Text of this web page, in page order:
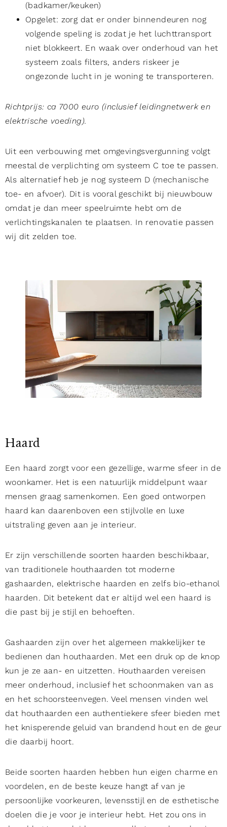
(badkamer/keuken)
Opgelet: zorg dat er onder binnendeuren nog
volgende speling is zodat je het luchttransport
niet blokkeert. En waak over onderhoud van het
systeem zoals filters, anders riskeer je
ongezonde lucht in je woning te transporteren.
Richtprijs: ca 7000 euro (inclusief leidingnetwerk en
elektrische voeding).
Uit een verbouwing met omgevingsvergunning volgt
meestal de verplichting om systeem C toe te passen.
Als alternatief heb je nog systeem D (mechanische
toe- en afvoer). Dit is vooral geschikt bij nieuwbouw
omdat je dan meer speelruimte hebt om de
verlichtingskanalen te plaatsen. In renovatie passen
wij dit zelden toe.
Haard
Een haard zorgt voor een gezellige, warme sfeer in de
woonkamer. Het is een natuurlijk middelpunt waar
mensen graag samenkomen. Een goed ontworpen
haard kan daarenboven een stijlvolle en luxe
uitstraling geven aan je interieur.
Er zijn verschillende soorten haarden beschikbaar,
van traditionele houthaarden tot moderne
gashaarden, elektrische haarden en zelfs bio-ethanol
haarden. Dit betekent dat er altijd wel een haard is
die past bij je stijl en behoeften.
Gashaarden zijn over het algemeen makkelijker te
bedienen dan houthaarden. Met een druk op de knop
kun je ze aan- en uitzetten. Houthaarden vereisen
meer onderhoud, inclusief het schoonmaken van as
en het schoorsteenvegen. Veel mensen vinden wel
dat houthaarden een authentiekere sfeer bieden met
het knisperende geluid van brandend hout en de geur
die daarbij hoort.
Beide soorten haarden hebben hun eigen charme en
voordelen, en de beste keuze hangt af van je
persoonlijke voorkeuren, levensstijl en de esthetische
doelen die je voor je interieur hebt. Het zou ons in